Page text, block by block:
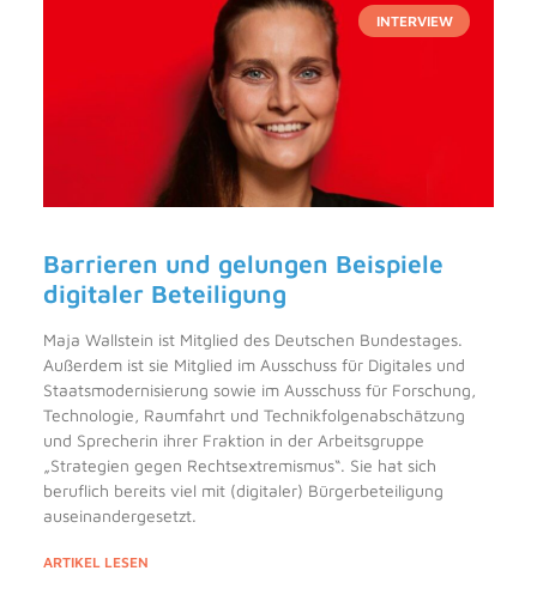
INTERVIEW
Barrieren und gelungen Beispiele
digitaler Beteiligung
Maja Wallstein ist Mitglied des Deutschen Bundestages.
Außerdem ist sie Mitglied im Ausschuss für Digitales und
Staatsmodernisierung sowie im Ausschuss für Forschung,
Technologie, Raumfahrt und Technikfolgenabschätzung
und Sprecherin ihrer Fraktion in der Arbeitsgruppe
„Strategien gegen Rechtsextremismus“. Sie hat sich
beruflich bereits viel mit (digitaler) Bürgerbeteiligung
auseinandergesetzt.
ARTIKEL LESEN